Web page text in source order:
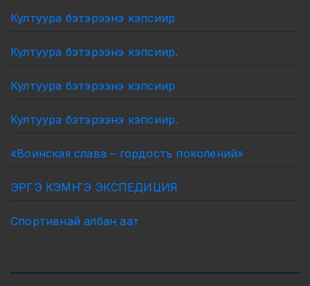
Култуура бэтэрээнэ кэпсиир
Култуура бэтэрээнэ кэпсиир.
Култуура бэтэрээнэ кэпсиир
Култуура бэтэрээнэ кэпсиир.
«Воинская слава – гордость поколений»
ЭРГЭ КЭМҤЭ ЭКСПЕДИЦИЯ
Спортивнай албан аат